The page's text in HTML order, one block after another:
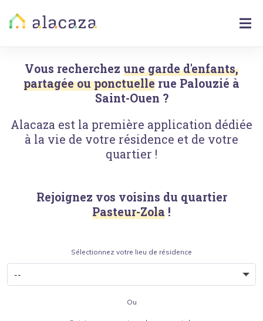
Vous recherchez une garde d'enfants,
partagée ou ponctuelle rue Palouzié à
Saint-Ouen ?
Alacaza est la première application dédiée
à la vie de votre résidence et de votre
quartier !
Rejoignez vos voisins du quartier
Pasteur-Zola !
Sélectionnez votre lieu de résidence
Ou